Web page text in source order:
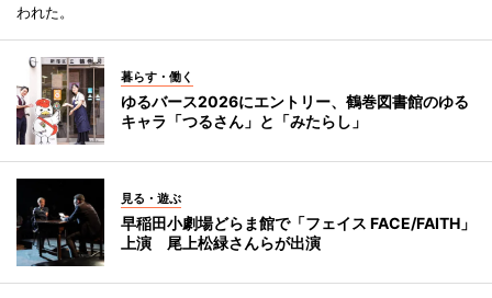
われた。
暮らす・働く
ゆるバース2026にエントリー、鶴巻図書館のゆる
キャラ「つるさん」と「みたらし」
見る・遊ぶ
早稲田小劇場どらま館で「フェイス FACE/FAITH」
上演 尾上松緑さんらが出演